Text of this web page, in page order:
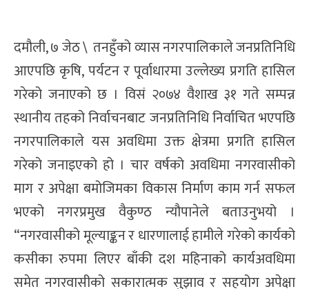
दमौली, ७ जेठ \ तनहुँको व्यास नगरपालिकाले जनप्रतिनिधि
आएपछि कृषि, पर्यटन र पूर्वाधारमा उल्लेख्य प्रगति हासिल
गरेको जनाएको छ । विसं २०७४ वैशाख ३१ गते सम्पन्न
स्थानीय तहको निर्वाचनबाट जनप्रतिनिधि निर्वाचित भएपछि
नगरपालिकाले यस अवधिमा उक्त क्षेत्रमा प्रगति हासिल
गरेको जनाइएको हो । चार वर्षको अवधिमा नगरवासीको
माग र अपेक्षा बमोजिमका विकास निर्माण काम गर्न सफल
भएको नगरप्रमुख वैकुण्ठ न्यौपानेले बताउनुभयो ।
“नगरवासीको मूल्याङ्कन र धारणालाई हामीले गरेको कार्यको
कसीका रुपमा लिएर बाँकी दश महिनाको कार्यअवधिमा
समेत नगरवासीको सकारात्मक सुझाव र सहयोग अपेक्षा